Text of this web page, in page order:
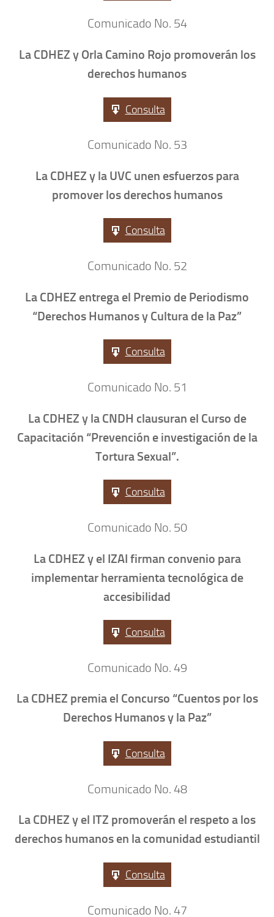
Comunicado No. 54
La CDHEZ y Orla Camino Rojo promoverán los
derechos humanos
Consulta
Comunicado No. 53
La CDHEZ y la UVC unen esfuerzos para
promover los derechos humanos
Consulta
Comunicado No. 52
La CDHEZ entrega el Premio de Periodismo
“Derechos Humanos y Cultura de la Paz”
Consulta
Comunicado No. 51
La CDHEZ y la CNDH clausuran el Curso de
Capacitación “Prevención e investigación de la
Tortura Sexual”.
Consulta
Comunicado No. 50
La CDHEZ y el IZAI firman convenio para
implementar herramienta tecnológica de
accesibilidad
Consulta
Comunicado No. 49
La CDHEZ premia el Concurso “Cuentos por los
Derechos Humanos y la Paz”
Consulta
Comunicado No. 48
La CDHEZ y el ITZ promoverán el respeto a los
derechos humanos en la comunidad estudiantil
Consulta
Comunicado No. 47